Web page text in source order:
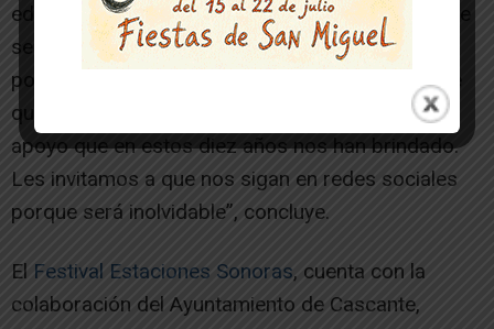
edición en el que será un año muy especial ya que
se conmemorarán 10 años del festival. “Solo
podemos avanzar que será una edición en la que
queremos devolver a la gente el respaldo y el
apoyo que en estos diez años nos han brindado.
Les invitamos a que nos sigan en redes sociales
porque será inolvidable”, concluye.
El Festival Estaciones Sonoras, cuenta con la
colaboración del Ayuntamiento de Cascante,